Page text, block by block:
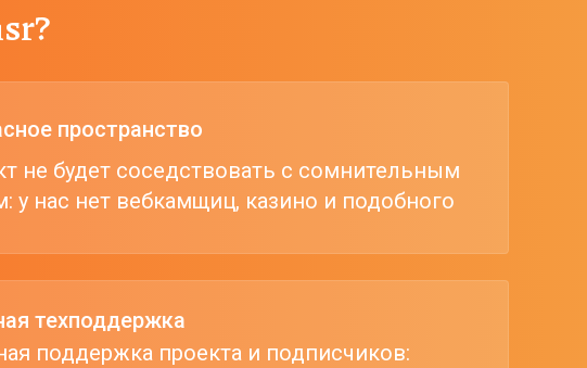
пространство
не будет соседствовать с сомнительным
у нас нет вебкамщиц, казино и подобного
техподдержка
поддержка проекта и подписчиков: